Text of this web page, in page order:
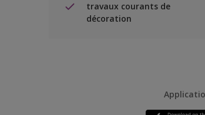
travaux courants de
décoration